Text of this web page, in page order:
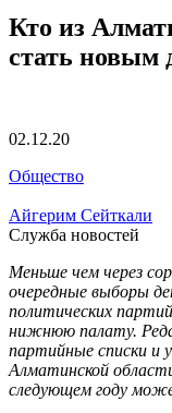
Кто из
стать новым
02.12.20
Общество
Айгерим Сейткали
Служба новостей
Меньше чем через
очередные выборы
политических
нижнюю палату.
партийные списки и
Алматинской
следующем году